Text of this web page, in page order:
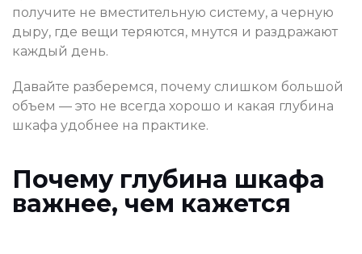
получите не вместительную систему, а черную
дыру, где вещи теряются, мнутся и раздражают
каждый день.
Давайте разберемся, почему слишком большой
объем — это не всегда хорошо и какая глубина
шкафа удобнее на практике.
Почему глубина шкафа
важнее, чем кажется